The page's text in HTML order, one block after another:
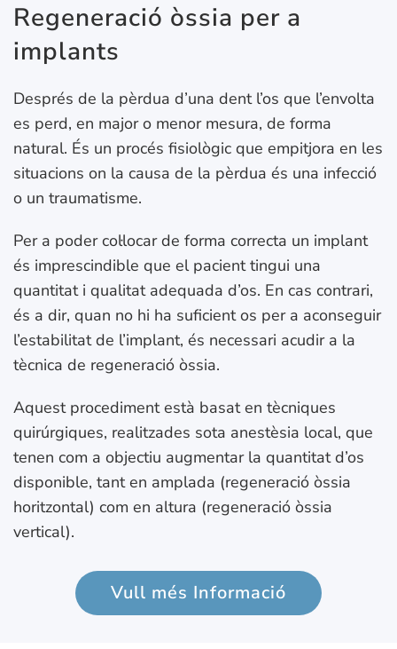
Regeneració òssia per a
implants
Després de la pèrdua d’una dent l’os que l’envolta
es perd, en major o menor mesura, de forma
natural. És un procés fisiològic que empitjora en les
situacions on la causa de la pèrdua és una infecció
o un traumatisme.
Per a poder col·locar de forma correcta un implant
és imprescindible que el pacient tingui una
quantitat i qualitat adequada d’os. En cas contrari,
és a dir, quan no hi ha suficient os per a aconseguir
l’estabilitat de l’implant, és necessari acudir a la
tècnica de regeneració òssia.
Aquest procediment està basat en tècniques
quirúrgiques, realitzades sota anestèsia local, que
tenen com a objectiu augmentar la quantitat d’os
disponible, tant en amplada (regeneració òssia
horitzontal) com en altura (regeneració òssia
vertical).
Vull més Informació